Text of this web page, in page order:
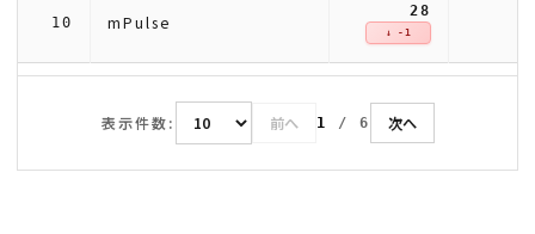
10 mPulse
28
↓ -1
表示件数: 前へ 1 / 6 次へ